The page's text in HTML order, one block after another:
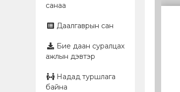
санаа
Даалгаврын сан
Бие даан суралцах
ажлын дэвтэр
Надад туршлага
байна